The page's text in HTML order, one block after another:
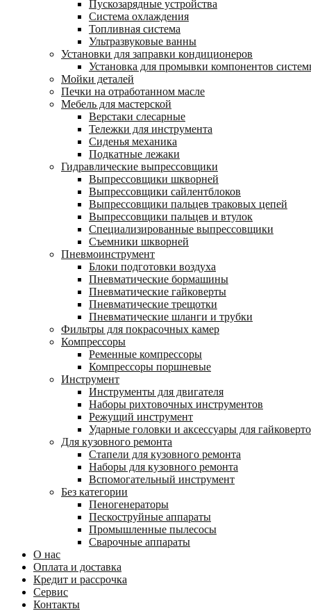
Пускозарядные устройства
Система охлаждения
Топливная система
Ультразвуковые ванны
Установки для заправки кондиционеров
Установка для промывки компонентов
Мойки деталей
Печки на отработанном масле
Мебель для мастерской
Верстаки слесарные
Тележки для инструмента
Сиденья механика
Подкатные лежаки
Гидравлические выпрессовщики
Выпрессовщики шкворней
Выпрессовщики сайлентблоков
Выпрессовщики пальцев траковых цепей
Выпрессовщики пальцев и втулок
Специализированные выпрессовщики
Cъемники шкворней
Пневмоинструмент
Блоки подготовки воздуха
Пневматические бормашины
Пневматические гайковерты
Пневматические трещотки
Пневматические шланги и трубки
Фильтры для покрасочных камер
Компрессоры
Ременные компрессоры
Компрессоры поршневые
Инструмент
Инструменты для двигателя
Наборы рихтовочных инструментов
Режущий инструмент
Ударные головки и аксессуары для
Для кузовного ремонта
Стапели для кузовного ремонта
Наборы для кузовного ремонта
Вспомогательный инструмент
Без категории
Пеногенераторы
Пескоструйные аппараты
Промышленные пылесосы
Сварочные аппараты
О нас
Оплата и доставка
Кредит и рассрочка
Сервис
Контакты